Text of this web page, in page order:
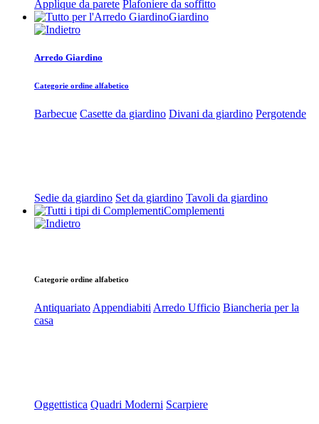
Applique da parete Plafoniere da soffitto
Giardino
Arredo Giardino
Categorie ordine alfabetico
Barbecue Casette da giardino Divani da giardino Pergotende
Sedie da giardino Set da giardino Tavoli da giardino
Complementi
Categorie ordine alfabetico
Antiquariato Appendiabiti Arredo Ufficio Biancheria per la
casa
Oggettistica Quadri Moderni Scarpiere